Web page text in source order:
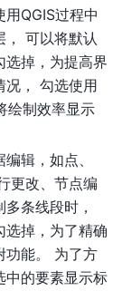
QGIS过程中
， 可以将默认
选掉，为提高界
况， 勾选使用
绘制效率显示
辑，如点、
更改、节点编
条线段时，
选掉，为了精确
功能。 为了方
中的要素显示标